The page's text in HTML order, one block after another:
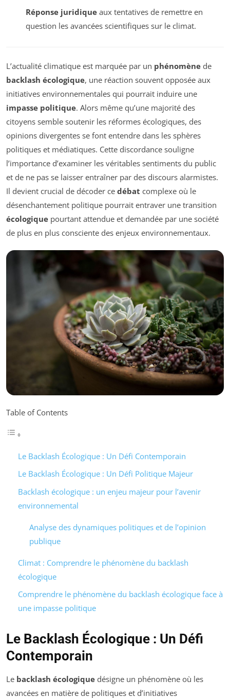
Réponse juridiqueaux tentatives de remettre en
question les avancées scientifiques sur le climat.
L’actualité climatique est marquée par un phénomène de
backlash écologique, une réaction souvent opposée aux
initiatives environnementales qui pourrait induire une
impasse politique. Alors même qu’une majorité des
citoyens semble soutenir les réformes écologiques, des
opinions divergentes se font entendre dans les sphères
politiques et médiatiques. Cette discordance souligne
l’importance d’examiner les véritables sentiments du public
et de ne pas se laisser entraîner par des discours alarmistes.
Il devient crucial de décoder ce débat complexe où le
désenchantement politique pourrait entraver une transition
écologique pourtant attendue et demandée par une société
de plus en plus consciente des enjeux environnementaux.
Table of Contents
Le Backlash Écologique : Un Défi Contemporain
Le Backlash Écologique : Un Défi Politique Majeur
Backlash écologique : un enjeu majeur pour l’avenir
environnemental
Analyse des dynamiques politiques et de l’opinion
publique
Climat : Comprendre le phénomène du backlash
écologique
Comprendre le phénomène du backlash écologique face à
une impasse politique
Le Backlash Écologique : Un Défi
Contemporain
Le backlash écologique désigne un phénomène où les
avancées en matière de politiques et d’initiatives